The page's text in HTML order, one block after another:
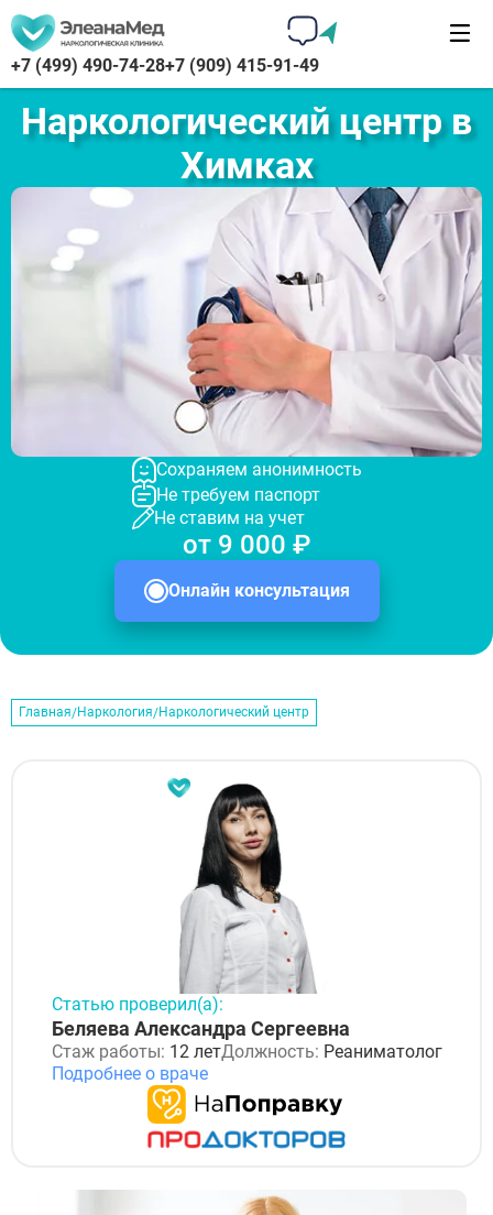
+7 (499) 490-74-28+7 (909) 415-91-49
Наркологический центр в
Химках
Сохраняем анонимность
Не требуем паспорт
Не ставим на учет
Онлайн консультация
от 9 000 ₽
Главная Наркология Наркологический центр
Статью проверил(а):
Беляева Александра Сергеевна
Стаж работы: 12 летДолжность: Реаниматолог
Подробнее о враче